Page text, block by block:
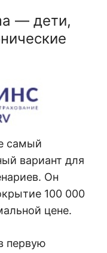
— дети,
самый
вариант для
Он
100 000
цене.
первую